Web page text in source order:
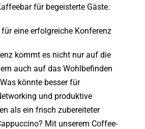
für begeisterte Gäste.
eine erfolgreiche Konferenz
kommt es nicht nur auf die
auch auf das Wohlbefinden
könnte besser für
und produktive
als ein frisch zubereiteter
Mit unserem Coffee-